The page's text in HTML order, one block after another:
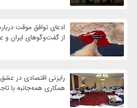
ادعای توافق موقت
از گفت‌وگوهای ایران و
رایزنی اقتصادی در
همکاری همه‌جانبه با